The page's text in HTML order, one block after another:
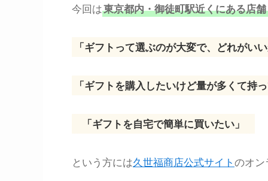
今回は東京都内・御徒町駅近くにある店
「ギフトって選ぶのが大変で、どれがい
「ギフトを購入したいけど量が多くて持
「ギフトを自宅で簡単に買いたい」
という方には久世福商店公式サイトのオ